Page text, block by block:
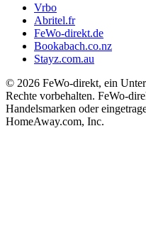
Vrbo
Abritel.fr
FeWo-direkt.de
Bookabach.co.nz
Stayz.com.au
© 2026 FeWo-direkt, ein
Rechte vorbehalten. FeWo-
Handelsmarken oder
HomeAway.com, Inc.